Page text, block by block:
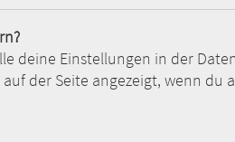
deine Einstellungen in der
der Seite angezeigt, wenn